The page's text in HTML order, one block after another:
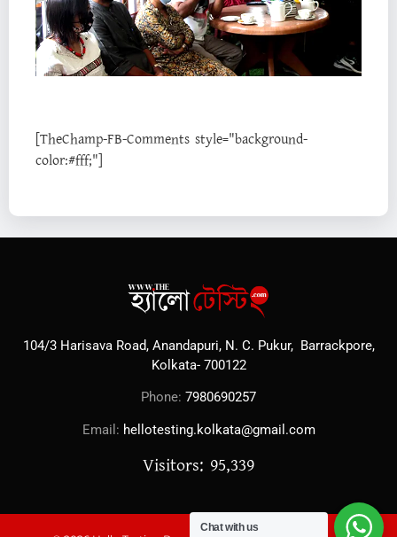
[TheChamp-FB-Comments style="background-
color:#fff;"]
104/3 Harisava Road, Anandapuri, N. C. Pukur, Barrackpore,
Kolkata- 700122
Phone: 7980690257
Email: hellotesting.kolkata@gmail.com
Visitors: 95,339
Chat with us